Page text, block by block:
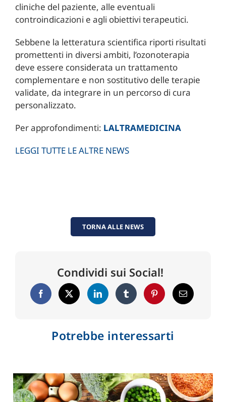
cliniche del paziente, alle eventuali
controindicazioni e agli obiettivi terapeutici.
Sebbene la letteratura scientifica riporti risultati
promettenti in diversi ambiti, l’ozonoterapia
deve essere considerata un trattamento
complementare e non sostitutivo delle terapie
validate, da integrare in un percorso di cura
personalizzato.
Per approfondimenti: LALTRAMEDICINA
LEGGI TUTTE LE ALTRE NEWS
TORNA ALLE NEWS
Condividi sui Social!
Potrebbe interessarti